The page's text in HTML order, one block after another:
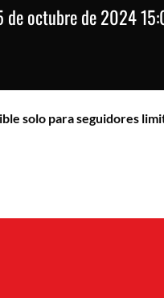
de octubre de 2024
solo para seguidores